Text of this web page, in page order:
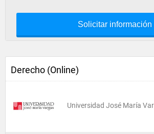
Solicitar información
Derecho (Online)
Universidad José María